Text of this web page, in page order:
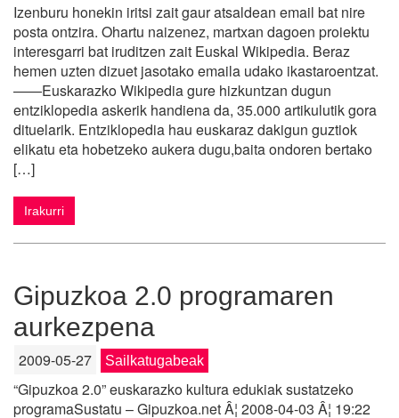
Izenburu honekin iritsi zait gaur atsaldean email bat nire
posta ontzira. Ohartu naizenez, martxan dagoen proiektu
interesgarri bat iruditzen zait Euskal Wikipedia. Beraz
hemen uzten dizuet jasotako emaila udako ikastaroentzat.
——Euskarazko Wikipedia gure hizkuntzan dugun
entziklopedia askerik handiena da, 35.000 artikulutik gora
dituelarik. Entziklopedia hau euskaraz dakigun guztiok
elikatu eta hobetzeko aukera dugu,baita ondoren bertako
[…]
Irakurri
Gipuzkoa 2.0 programaren
aurkezpena
2009-05-27 Sailkatugabeak
“Gipuzkoa 2.0” euskarazko kultura edukiak sustatzeko
programaSustatu – Gipuzkoa.net Â¦ 2008-04-03 Â¦ 19:22